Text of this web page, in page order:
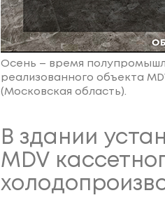
Осень – время
реализованного объекта
(Московская область).
В здании
MDV